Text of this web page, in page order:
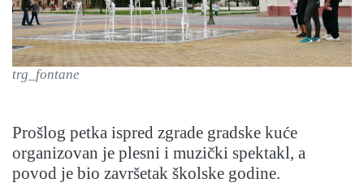
trg_fontane
Prošlog petka ispred zgrade gradske kuće
organizovan je plesni i muzički spektakl, a
povod je bio završetak školske godine.